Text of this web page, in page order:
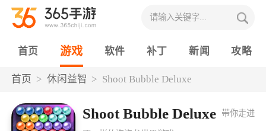
首页 游戏 软件 补丁 新闻 攻略
首页 休闲益智 Shoot Bubble Deluxe
Shoot Bubble Deluxe 带你走进